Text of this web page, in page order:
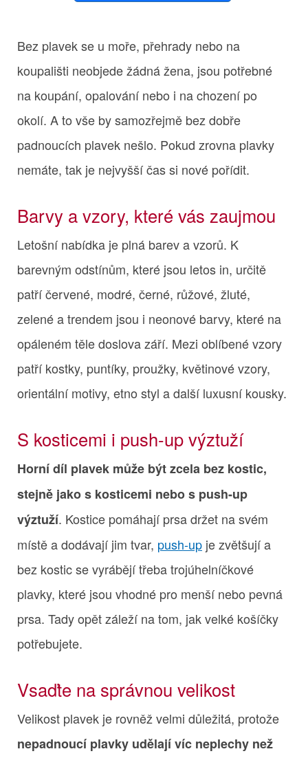
Bez plavek se u moře, přehrady nebo na
koupališti neobjede žádná žena, jsou potřebné
na koupání, opalování nebo i na chození po
okolí. A to vše by samozřejmě bez dobře
padnoucích plavek nešlo. Pokud zrovna plavky
nemáte, tak je nejvyšší čas si nové pořídit.
Barvy a vzory, které vás zaujmou
Letošní nabídka je plná barev a vzorů. K
barevným odstínům, které jsou letos in, určitě
patří červené, modré, černé, růžové, žluté,
zelené a trendem jsou i neonové barvy, které na
opáleném těle doslova září. Mezi oblíbené vzory
patří kostky, puntíky, proužky, květinové vzory,
orientální motivy, etno styl a další luxusní kousky.
S kosticemi i push-up výztuží
Horní díl plavek může být zcela bez kostic,
stejně jako s kosticemi nebo s push-up
výztuží. Kostice pomáhají prsa držet na svém
místě a dodávají jim tvar, push-up je zvětšují a
bez kostic se vyrábějí třeba trojúhelníčkové
plavky, které jsou vhodné pro menší nebo pevná
prsa. Tady opět záleží na tom, jak velké košíčky
potřebujete.
Vsaďte na správnou velikost
Velikost plavek je rovněž velmi důležitá, protože
nepadnoucí plavky udělají víc neplechy než